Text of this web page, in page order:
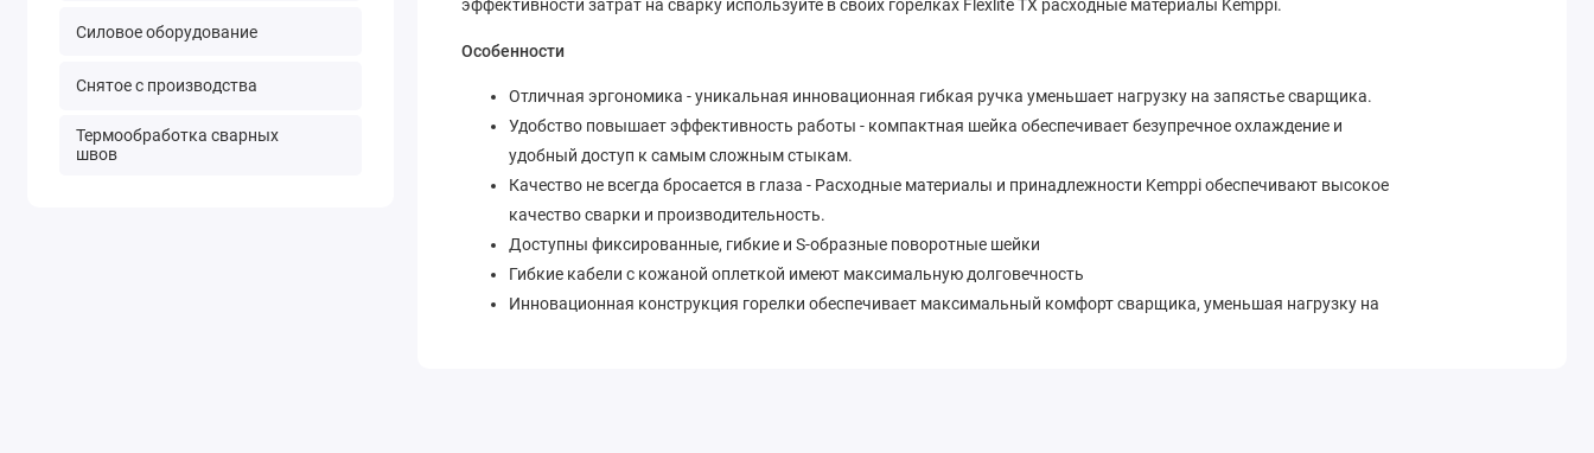
Силовое оборудование
Снятое с производства
Термообработка сварных
швов
эффективности затрат на сварку используйте в своих горелках Flexlite TX расходные материалы Kemppi.
Особенности
Отличная эргономика - уникальная инновационная гибкая ручка уменьшает нагрузку на запястье сварщика.
Удобство повышает эффективность работы - компактная шейка обеспечивает безупречное охлаждение и
удобный доступ к самым сложным стыкам.
Качество не всегда бросается в глаза - Расходные материалы и принадлежности Kemppi обеспечивают высокое
качество сварки и производительность.
Доступны фиксированные, гибкие и S-образные поворотные шейки
Гибкие кабели с кожаной оплеткой имеют максимальную долговечность
Инновационная конструкция горелки обеспечивает максимальный комфорт сварщика, уменьшая нагрузку на